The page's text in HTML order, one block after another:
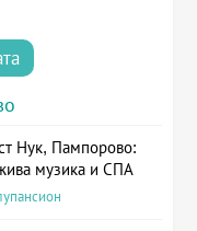
Нук, Пампорово:
музика и СПА